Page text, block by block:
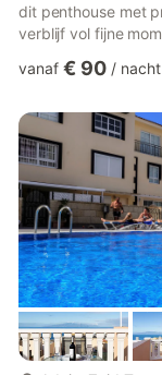
dit penthouse met
verblijf vol fijne
Slaapkamer met
met eigentijds
grote ramen die
vanaf € 90 / nacht